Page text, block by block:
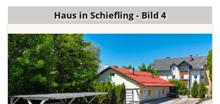
Haus in Schiefling - Bild 4